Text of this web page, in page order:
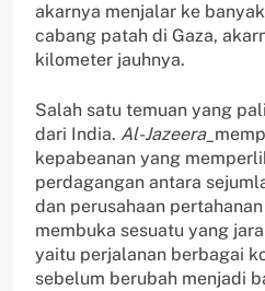
akarnya menjalar ke
cabang patah di Gaza,
kilometer jauhnya.
Salah satu temuan yang
dari India. Al-Jazeera_
kepabeanan yang
perdagangan antara
dan perusahaan
membuka sesuatu yang
yaitu perjalanan berbagai
sebelum berubah menjadi